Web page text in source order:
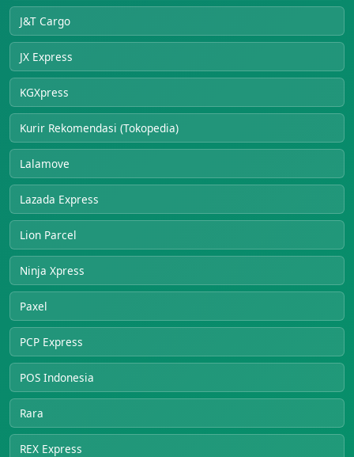
J&T Cargo
JX Express
KGXpress
Kurir Rekomendasi (Tokopedia)
Lalamove
Lazada Express
Lion Parcel
Ninja Xpress
Paxel
PCP Express
POS Indonesia
Rara
REX Express